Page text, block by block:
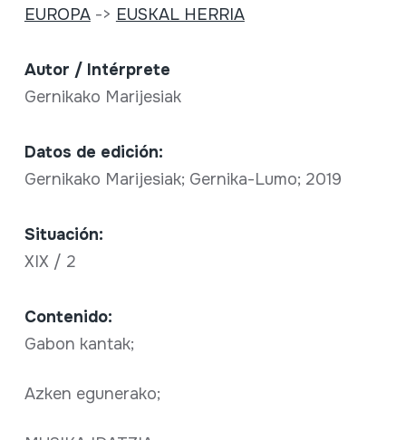
EUROPA-> EUSKAL HERRIA
Autor / Intérprete
Gernikako Marijesiak
Datos de edición:
Gernikako Marijesiak; Gernika-Lumo; 2019
Situación:
XIX / 2
Contenido:
Gabon kantak;
Azken egunerako;